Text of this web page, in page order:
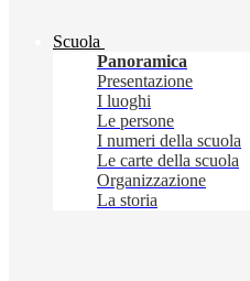
Scuola
Panoramica
Presentazione
I luoghi
Le persone
I numeri della scuola
Le carte della scuola
Organizzazione
La storia